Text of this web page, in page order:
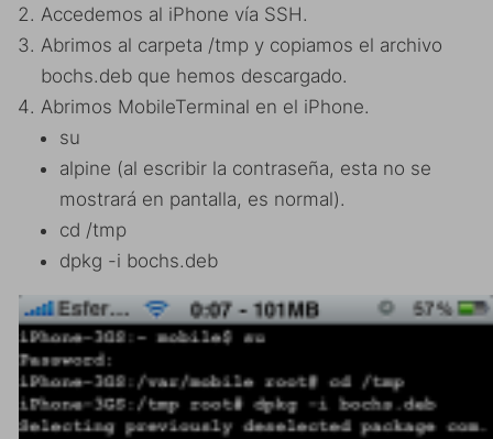
Accedemos al iPhone vía SSH.
Abrimos al carpeta /tmp y copiamos el archivo
bochs.deb que hemos descargado.
Abrimos MobileTerminal en el iPhone.
su
alpine (al escribir la contraseña, esta no se
mostrará en pantalla, es normal).
cd /tmp
dpkg -i bochs.deb